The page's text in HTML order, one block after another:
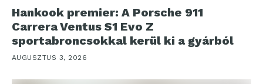
Hankook premier: A Porsche 911
Carrera Ventus S1 Evo Z
sportabroncsokkal kerül ki a gyárból
AUGUSZTUS 3, 2026